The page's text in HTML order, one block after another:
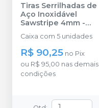
Tiras Serrilhadas de
Aço Inoxidável
Sawstripe 4mm -
AMERICAN BURRS
Caixa com 5 unidades
R$ 90,25 no Pix
ou R$ 95,00 nas demais
condições